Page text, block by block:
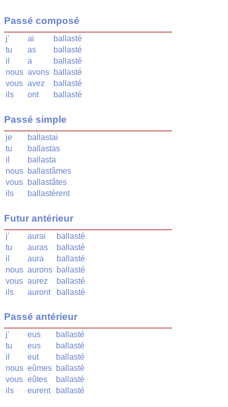
Passé composé
j' ai
ballasté
tu
as
ballasté
il
a
ballasté
nous avons ballasté
vous avez
ballasté
ils
ont ballasté
Passé simple
je
ballastai
tu
ballastas
il
ballasta
nous ballastâmes
vous
ballastâtes
ils
ballastèrent
Futur antérieur
j' aurai
ballasté
tu
auras
ballasté
il
aura
ballasté
nous aurons ballasté
vous aurez
ballasté
ils
auront ballasté
Passé antérieur
j' eus
ballasté
tu
eus
ballasté
il
eut
ballasté
nous eûmes ballasté
vous eûtes
ballasté
ils
eurent ballasté